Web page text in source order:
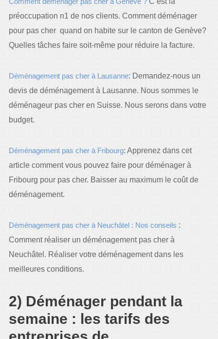
préoccupation n1 de nos clients. Comment déménager
pour pas cher quand on habite sur le canton de Genève?
Quelles tâches faire soit-même pour réduire la facture.
Déménagement pas cher à Lausanne: Demandez-nous un
devis de déménagement à Lausanne. Nous sommes le
déménageur pas cher en Suisse. Nous serons dans votre
budget.
Déménagement pas cher à Fribourg: Apprenez dans cet
article comment vous pouvez faire pour déménager à
Fribourg pour pas cher. Baisser au maximum le coût de
déménagement.
Déménagement pas cher à Neuchâtel : Nos conseils :
Comment réaliser un déménagement pas cher à
Neuchâtel. Réaliser votre déménagement dans les
meilleures conditions.
2) Déménager pendant la
semaine : les tarifs des